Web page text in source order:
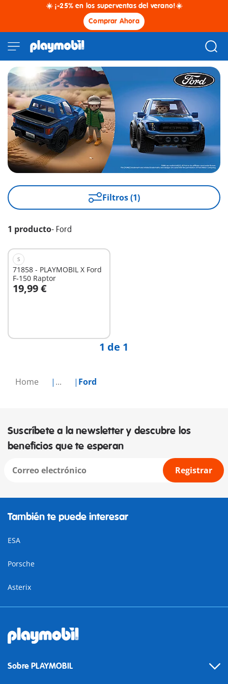
☀️ ¡-25% en los superventas del verano!☀️
Comprar Ahora
Home ... Ford
Filtros (1)
1 producto- Ford
S
71858 - PLAYMOBIL X Ford
F-150 Raptor
19,99 €
A la cesta
1 de 1
Suscríbete a la newsletter y descubre los
beneficios que te esperan
Registrar
También te puede interesar
ESA
Porsche
Asterix
Sobre PLAYMOBIL